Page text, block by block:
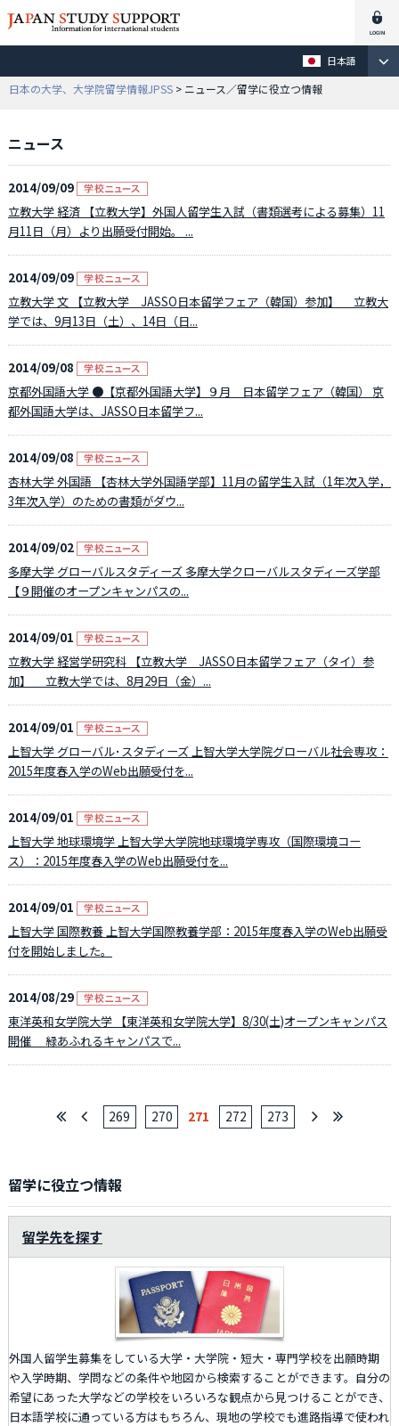
日本語
日本の大学、大学院留学情報JPSS > ニュース／留学に役立つ情報
ニュース
2014/09/09
立教大学 経済 【立教大学】外国人留学生入試（書類選考による募集）11
月11日（月）より出願受付開始。 ...
2014/09/09
立教大学 文 【立教大学 JASSO日本留学フェア（韓国）参加】 立教大
学では、9月13日（土）、14日（日...
2014/09/08
京都外国語大学 ●【京都外国語大学】９月 日本留学フェア（韓国） 京
都外国語大学は、JASSO日本留学フ...
2014/09/08
杏林大学 外国語 【杏林大学外国語学部】11月の留学生入試（1年次入学，
3年次入学）のための書類がダウ...
2014/09/02
多摩大学 グローバルスタディーズ 多摩大学クローバルスタディーズ学部
【９開催のオープンキャンパスの...
2014/09/01
立教大学 経営学研究科 【立教大学 JASSO日本留学フェア（タイ）参
加】 立教大学では、8月29日（金）...
2014/09/01
上智大学 グローバル･スタディーズ 上智大学大学院グローバル社会専攻：
2015年度春入学のWeb出願受付を...
2014/09/01
上智大学 地球環境学 上智大学大学院地球環境学専攻（国際環境コー
ス）：2015年度春入学のWeb出願受付を...
2014/09/01
上智大学 国際教養 上智大学国際教養学部：2015年度春入学のWeb出願受
付を開始しました。
2014/08/29
東洋英和女学院大学 【東洋英和女学院大学】8/30(土)オープンキャンパス
開催 緑あふれるキャンパスで...
269 270 271 272 273
留学に役立つ情報
留学先を探す
外国人留学生募集をしている大学・大学院・短大・専門学校を出願時期
や入学時期、学問などの条件や地図から検索することができます。自分の
希望にあった大学などの学校をいろいろな観点から見つけることができ、
日本語学校に通っている方はもちろん、現地の学校でも進路指導で使われ